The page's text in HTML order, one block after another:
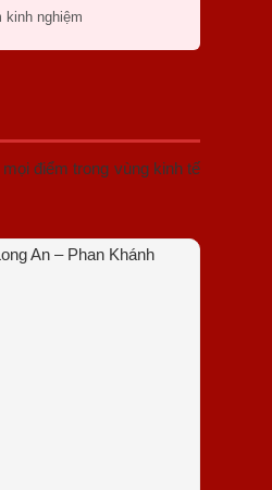
kinh nghiệm
điểm trong vùng kinh tế